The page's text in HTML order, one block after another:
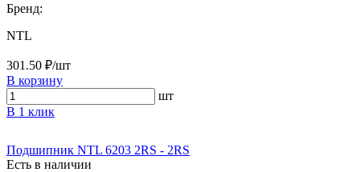
Бренд:
NTL
301.50 ₽/шт
В корзину
шт
В 1 клик
Подшипник NTL 6203 2RS - 2RS
Есть в наличии